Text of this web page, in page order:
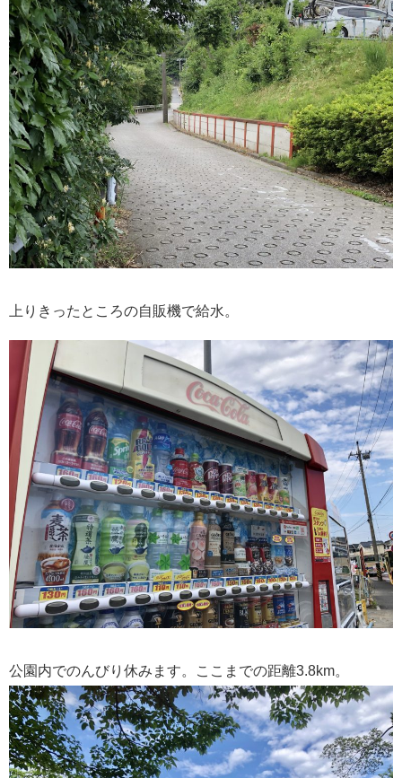
上りきったところの自販機で給水。
公園内でのんびり休みます。ここまでの距離3.8km。